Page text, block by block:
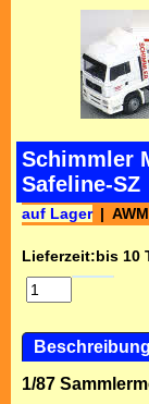
Schimmler
Safeline-SZ
auf Lager
Lieferzeit:bis 10
Beschreibung
1/87